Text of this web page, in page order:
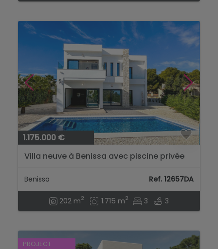
1.175.000 €
Villa neuve à Benissa avec piscine privée
Benissa Ref. 12657DA
202 m2 1.715 m2 3 3
PROJECT